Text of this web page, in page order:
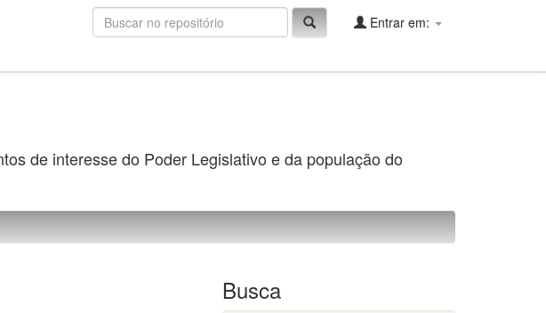
Entrar em:
de interesse do Poder Legislativo e da população do
Busca